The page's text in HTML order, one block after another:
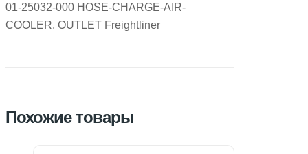
01-25032-000 HOSE-CHARGE-AIR-
COOLER, OUTLET Freightliner
Похожие товары